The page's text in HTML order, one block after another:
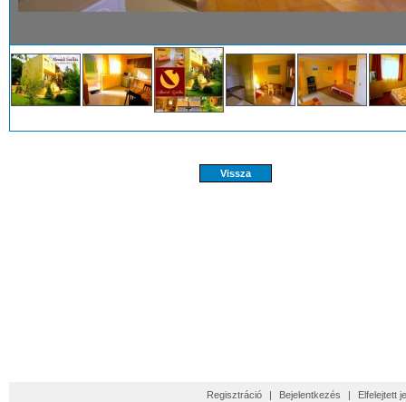
Regisztráció | Bejelentkezés | Elfelejtett